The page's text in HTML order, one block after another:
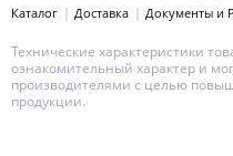
Каталог
Доставка Документы и
Технические характеристики
ознакомительный характер и
производителями с целью
продукции.